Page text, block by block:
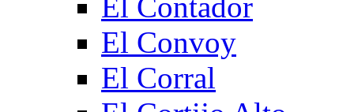
El Convoy
El Corral